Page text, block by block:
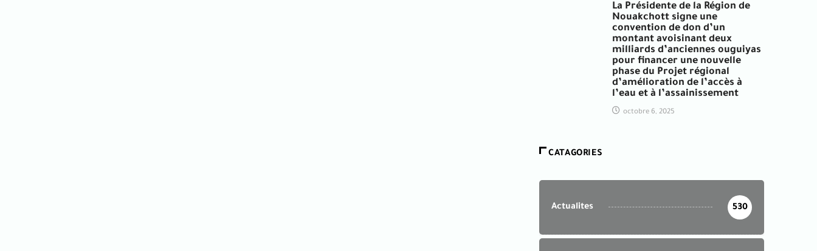
La Présidente de la Région de
Nouakchott signe une
convention de don d’un
montant avoisinant deux
milliards d’anciennes ouguiyas
pour financer une nouvelle
phase du Projet régional
d’amélioration de l’accès à
l’eau et à l’assainissement
octobre 6, 2025
CATAGORIES
Actualites 530